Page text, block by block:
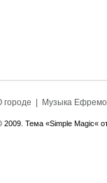
городе Музыка
2009. Тема «Simple Magic«